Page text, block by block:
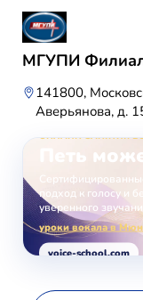
МГУПИ
141800,
Аверьянова, д.
ОНЛАЙН-ЗАНЯТИЯ
Петь
подход к голосу и
уверенного
уроки вокала в
voice-school.com